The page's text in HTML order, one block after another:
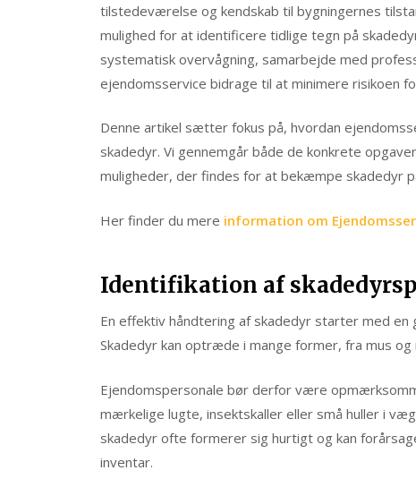
tilstedeværelse og kendskab til bygningernes
mulighed for at identificere tidlige tegn på
systematisk overvågning, samarbejde med
ejendomsservice bidrage til at minimere risikoen
Denne artikel sætter fokus på, hvordan
skadedyr. Vi gennemgår både de konkrete
muligheder, der findes for at bekæmpe skadedyr
Her finder du mere information om
Identifikation af
En effektiv håndtering af skadedyr starter med
Skadedyr kan optræde i mange former, fra mus
Ejendomspersonale bør derfor være
mærkelige lugte, insektskaller eller små huller i
skadedyr ofte formerer sig hurtigt og kan
inventar.